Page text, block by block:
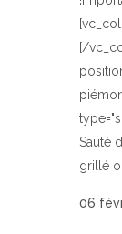
[/
Sauté
grillé
06